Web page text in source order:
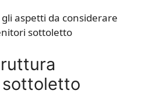
aspetti da considerare
sottoletto